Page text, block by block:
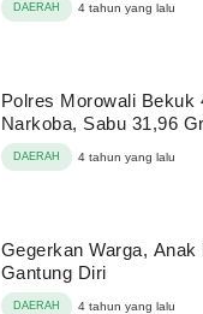
DAERAH 4 tahun yang lalu
Polres Morowali Bekuk
Narkoba, Sabu 31,96
DAERAH 4 tahun yang lalu
Gegerkan Warga, Anak
Gantung Diri
DAERAH 4 tahun yang lalu